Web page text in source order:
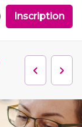
Inscription